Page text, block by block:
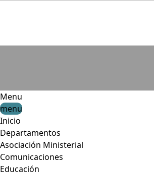
Menu
menu
Inicio
Departamentos
Asociación Ministerial
Comunicaciones
Educación